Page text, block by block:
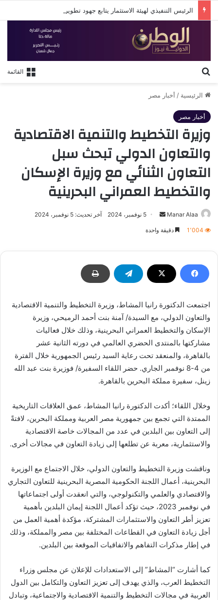
القائمة
الرئيسية / أخبار مصر
أخبار مصر
وزيرة التخطيط والتنمية الاقتصادية
والتعاون الدولي تبحث سبل
التعاون الثنائي مع وزيرة الإسكان
والتخطيط العمراني البحرينية
Manar Alaa
أرسل 5 نوفمبر، 2024 آخر تحديث: 5 نوفمبر، 2024
1٬004 دقيقة واحدة
اجتمعت الدكتورة رانيا المشاط، وزيرة التخطيط والتنمية الاقتصادية
والتعاون الدولي، مع السيدة/ آمنة بنت أحمد الرميحي، وزيرة
الإسكان والتخطيط العمراني البحرينية، وذلك خلال فعاليات
مشاركتها بالمنتدى الحضري العالمي في دورته الثانية عشر
بالقاهرة، والمنعقد تحت رعاية السيد رئيس الجمهورية خلال الفترة
من 4-8 نوفمبر الجاري. حضر اللقاء السفيرة/ فوزيرة بنت عبد الله
زينل، سفيرة مملكة البحرين بالقاهرة.
وخلال اللقاء؛ أكدت الدكتورة رانيا المشاط، عمق العلاقات التاريخية
الممتدة التي تجمع بين جمهورية مصر العربية ومملكة البحرين، لافتةً
إلى التعاون بين البلدين في عدد من المجالات خاصة الاقتصادية
والاستثمارية، معربة عن تطلعها إلى زيادة التعاون في مجالات أخرى.
وناقشت وزيرة التخطيط والتعاون الدولي، خلال الاجتماع مع الوزيرة
البحرينية، أعمال اللجنة الحكومية المصرية البحرينية للتعاون التجاري
والاقتصادي والعلمي والتكنولوجي، والتي انعقدت أولى اجتماعاتها
في نوفمبر 2023، حيث تؤكد أعمال اللجنة إيمان البلدين بأهمية
تعزيز أطر التعاون والاستثمارات المشتركة، مؤكدة أهمية العمل من
أجل زيادة التعاون في القطاعات المختلفة بين مصر والمملكة، وذلك
في إطار مذكرات التفاهم والاتفاقيات الموقعة بين البلدين.
كما أشارت “المشاط” إلى الاستعدادات للإعلان عن مجلس وزراء
التخطيط العرب، والذي يهدف إلى تعزيز التعاون والتكامل بين الدول
العربية في مجالات التخطيط والتنمية الاقتصادية والاجتماعية، وتبادل